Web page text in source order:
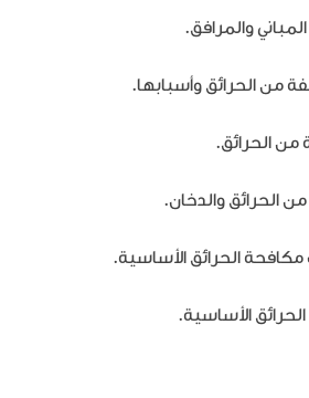
والمرافق.
من الحرائق وأسبابها.
من الحرائق.
الحرائق والدخان.
الحرائق الأساسية.
الأساسية.